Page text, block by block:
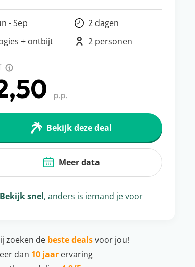
- Sep
2 dagen
+ ontbijt
2 personen
p.p.
Bekijk deze deal
Meer data
Bekijk snel, anders is iemand je voor
zoeken de beste dealsvoor jou!
dan 10 jaarervaring